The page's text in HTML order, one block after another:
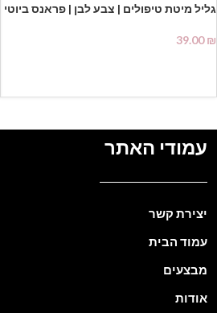
גליל מיטת טיפולים | צבע לבן | פראנס ביוטי
39.00₪
עמודי האתר
יצירת קשר
עמוד הבית
מבצעים
אודות